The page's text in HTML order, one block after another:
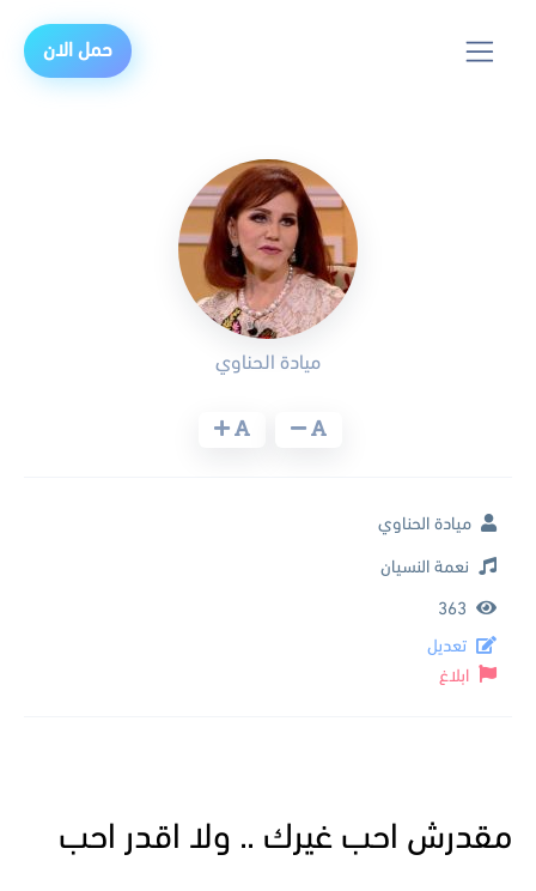
حمل الان
مقدرش احب غيرك .. ولا اقدر احب
ميادة الحناوي
ميادة الحناوي
نعمة النسيان
363
تعديل
ابلاغ